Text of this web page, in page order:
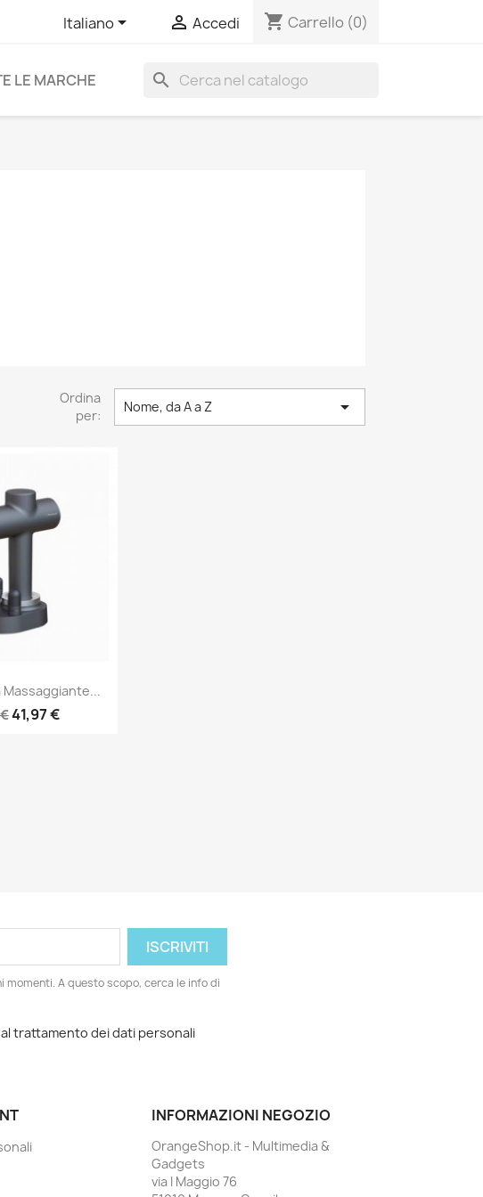
Italiano  Accedi shopping_cart Carrello (0)
search
LE MARCHE
Ordina
per:
Nome, da A a Z 
Massaggiante...
41,97 €
momenti. A questo scopo, cerca le info di
trattamento dei dati personali
INFORMAZIONI NEGOZIO
OrangeShop.it - Multimedia &
Gadgets
via I Maggio 76